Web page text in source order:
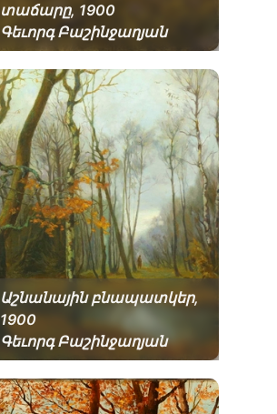
տաճարը, 1900
Գեւորգ Բաշինջաղյան
Աշնանային բնապատկեր,
1900
Գեւորգ Բաշինջաղյան